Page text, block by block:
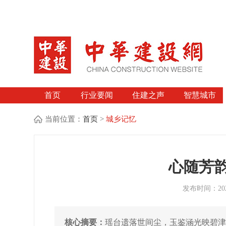
首页 行业要闻 住建之声 智慧城市
当前位置：首页 >城乡记忆
心随芳
发布时间：
核心摘要：瑶台遗落世间尘，玉鉴涵光映碧